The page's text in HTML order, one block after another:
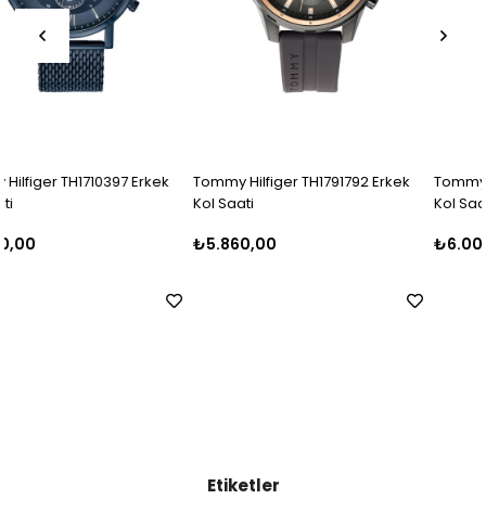
Tommy Hilfiger TH1791792 Erkek
₺5.860,00
Tommy Hilfiger TH1710396 Erkek
₺6.000,00
Etiketler